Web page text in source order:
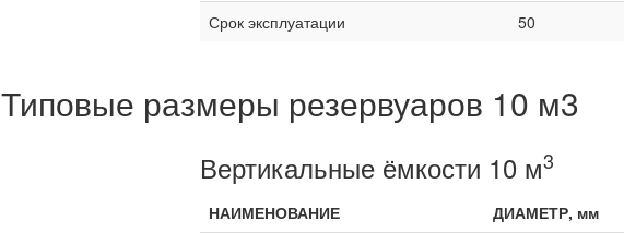
Срок эксплуатации
50
Типовые размеры резервуаров 10 м3
Вертикальные ёмкости 10 м3
НАИМЕНОВАНИЕ ДИАМЕТР, мм